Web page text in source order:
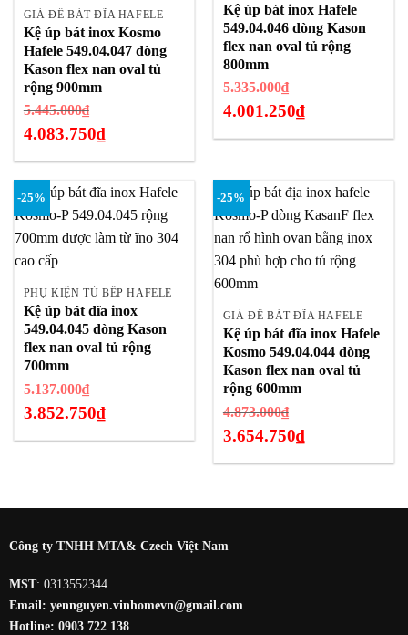
GIÁ ĐỂ BÁT ĐĨA HAFELE
Kệ úp bát inox Kosmo
Hafele 549.04.047 dòng
Kason flex nan oval tủ
rộng 900mm
5.445.000₫
gốc
4.083.750₫
hiện
tại
là:
4.083.750₫.
Kệ úp bát inox Hafele
549.04.046 dòng Kason
flex nan oval tủ rộng
800mm
5.335.000₫
gốc
4.001.250₫
tại
là:
4.001.250₫.
-25%
PHỤ KIỆN TỦ BẾP HAFELE
Kệ úp bát đĩa inox
549.04.045 dòng Kason
flex nan oval tủ rộng
700mm
5.137.000₫
gốc
3.852.750₫
-25%
GIÁ ĐỂ BÁT ĐĨA HAFELE
Kệ úp bát đĩa inox Hafele
Kosmo 549.04.044 dòng
Kason flex nan oval tủ
rộng 600mm
4.873.000₫
gốc
3.654.750₫
3.654.750₫.
Công ty TNHH MTA& Czech Việt Nam
MST: 0313552344
Email: yennguyen.vinhomevn@gmail.com
Hotline: 0903 722 138